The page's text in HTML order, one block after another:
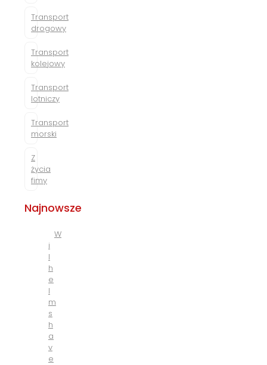
Transport
drogowy
Transport
kolejowy
Transport
lotniczy
Transport
morski
Z
życia
fimy
Najnowsze
W
i
l
h
e
l
m
s
h
a
v
e